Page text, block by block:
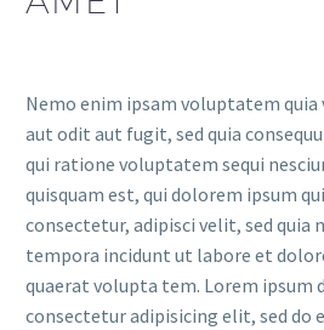
Nemo enim ipsam voluptatem
aut odit aut fugit, sed quia
qui ratione voluptatem sequi
quisquam est, qui dolorem ipsum
consectetur, adipisci velit, sed quia
tempora incidunt ut labore et
quaerat volupta tem. Lorem ipsum
consectetur adipisicing elit, sed do